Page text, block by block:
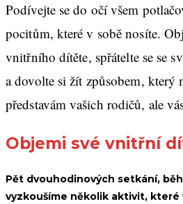
Podívejte se do očí všem
pocitům, které v sobě nosíte.
vnitřního dítěte, spřátelte se se
a dovolte si žít způsobem, který
představám vašich rodičů, ale
Objemi své vnitřní
Pět dvouhodinových setkání,
vyzkoušíme několik aktivit, které